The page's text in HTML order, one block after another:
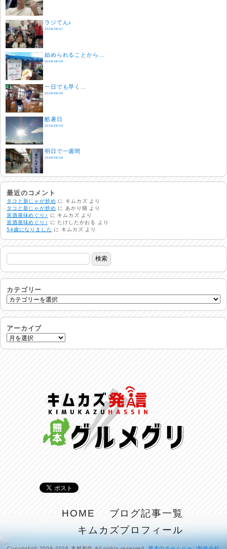
ラジてん♪
2026/08/07
始められることから…
2026/08/06
一日でも早く…
2026/08/05
酷暑日
2026/08/04
明日で一週間
2026/08/03
熱中症注意
2026/08/02
非常時には…
2026/08/01
生活支援情報
2026/07/31
24時間体制
命を守る行動を…
2026/07/29
呑めや喋れや！
2026/07/26
リスナーの集い！
2026/07/25
最近のコメント
タコと新じゃが炒め に キムカズ より
タコと新じゃが炒め に あかり猫 より
居酒屋味めぐり♪
に キムカズ より
居酒屋味めぐり♪
にたけしたかおる
より
54歳になりました に キムカズ より
カテゴリー
アーカイブ
HOME
ブログ記事一覧
キムカズプロフィール